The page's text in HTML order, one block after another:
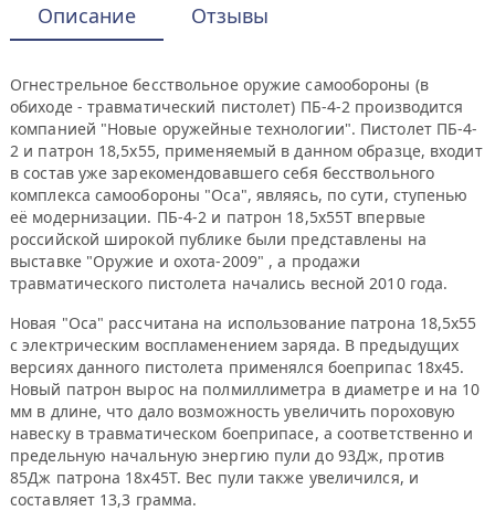
Описание Отзывы
Огнестрельное бесствольное оружие самообороны (в
обиходе - травматический пистолет) ПБ-4-2 производится
компанией "Новые оружейные технологии". Пистолет ПБ-4-
2 и патрон 18,5х55, применяемый в данном образце, входит
в состав уже зарекомендовавшего себя бесствольного
комплекса самообороны "Оса", являясь, по сути, ступенью
её модернизации. ПБ-4-2 и патрон 18,5х55Т впервые
российской широкой публике были представлены на
выставке "Оружие и охота-2009" , а продажи
травматического пистолета начались весной 2010 года.
Новая "Оса" рассчитана на использование патрона 18,5х55
с электрическим воспламенением заряда. В предыдущих
версиях данного пистолета применялся боеприпас 18х45.
Новый патрон вырос на полмиллиметра в диаметре и на 10
мм в длине, что дало возможность увеличить пороховую
навеску в травматическом боеприпасе, а соответственно и
предельную начальную энергию пули до 93Дж, против
85Дж патрона 18х45Т. Вес пули также увеличился, и
составляет 13,3 грамма.